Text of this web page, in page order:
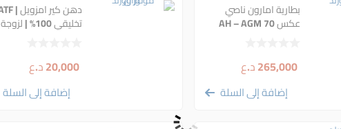
بطارية امارون ناصي
عكس 70 AH – AGM
265,000د.ع
إضافة إلى السلة
تخليقي 100% | لزوجة
20,000د.ع
إضافة إلى السلة